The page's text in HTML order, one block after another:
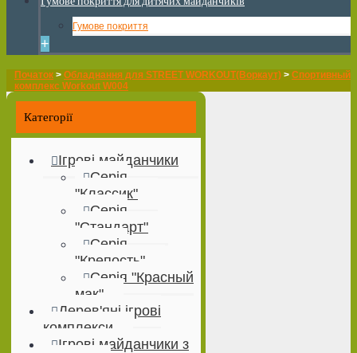
Гумове покриття
+
Початок > Обладнання для STREET WORKOUT(Воркаут) > Спортивный
комплекс Workout W004
Категорії
Ігрові майданчики
Серія
"Классик"
Серія
"Стандарт"
Серія
"Крепость"
Серія "Красный
мак"
Дерев'яні ігрові
комплекси
Ігрові майданчики з